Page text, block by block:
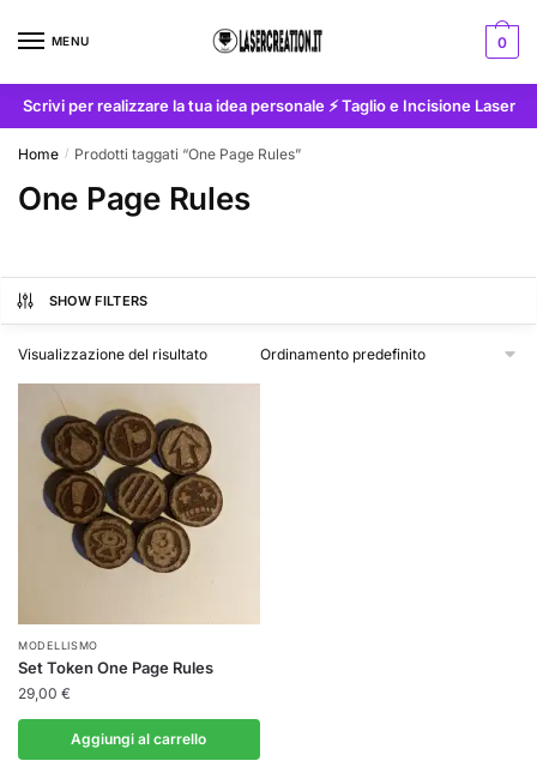
MENU 0
Scrivi per realizzare la tua idea personale ⚡ Taglio e Incisione Laser
Home / Prodotti taggati “One Page Rules”
One Page Rules
SHOW FILTERS
Visualizzazione del risultato
MODELLISMO
Set Token One Page Rules
29,00 €
Aggiungi al carrello